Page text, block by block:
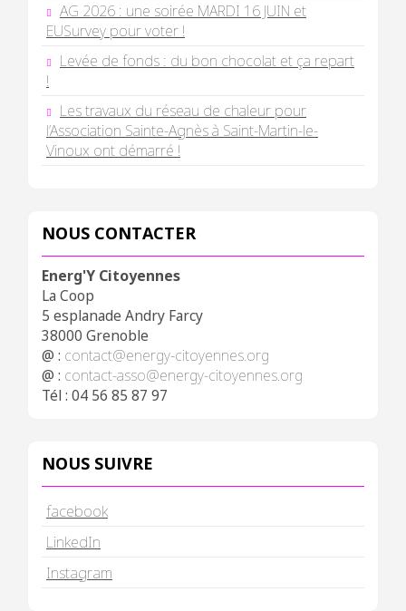
AG 2026 : une soirée MARDI 16 JUIN et
EUSurvey pour voter !
Levée de fonds : du bon chocolat et ça repart
!
Les travaux du réseau de chaleur pour
l’Association Sainte-Agnès à Saint-Martin-le-
Vinoux ont démarré !
NOUS CONTACTER
Energ'Y Citoyennes
La Coop
5 esplanade Andry Farcy
38000 Grenoble
@ : contact@energy-citoyennes.org
@ : contact-asso@energy-citoyennes.org
Tél : 04 56 85 87 97
NOUS SUIVRE
facebook
LinkedIn
Instagram